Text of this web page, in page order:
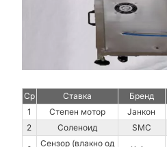
Ср Ставка Бренд
1
Степен мотор Јанкон
2
Соленоид SMC
Сензор (влакно од